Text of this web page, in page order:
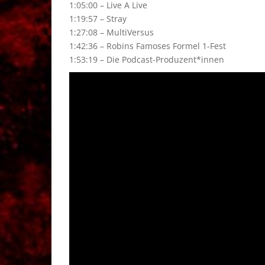
1:05:00 – Live A Live
1:19:57 – Stray
1:27:08 – MultiVersus
1:42:36 – Robins Famoses Formel 1-Fest
1:53:19 – Die Podcast-Produzent*innen